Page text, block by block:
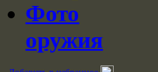
Фото
оружия